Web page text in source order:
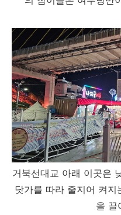
거북선대교 아래 이곳은
닷가를 따라 줄지어 켜
을 끌